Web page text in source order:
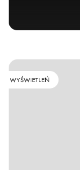
WYŚWIETLEŃ